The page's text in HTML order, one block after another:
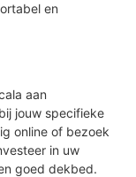
en
aan
jouw specifieke
online of bezoek
in uw
goed dekbed.